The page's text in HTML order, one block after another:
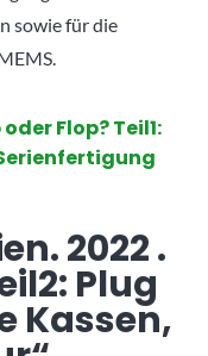
sowie für die
Flop? Teil1:
2022 .
Plug
Kassen,